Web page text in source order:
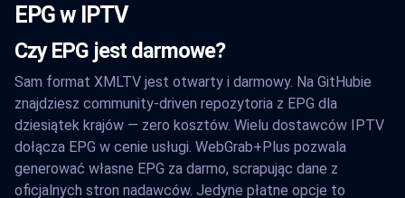
EPG w IPTV
Czy EPG jest darmowe?
Sam format XMLTV jest otwarty i darmowy. Na GitHubie
znajdziesz community-driven repozytoria z EPG dla
dziesiątek krajów — zero kosztów. Wielu dostawców IPTV
dołącza EPG w cenie usługi. WebGrab+Plus pozwala
generować własne EPG za darmo, scrapując dane z
oficjalnych stron nadawców. Jedyne płatne opcje to